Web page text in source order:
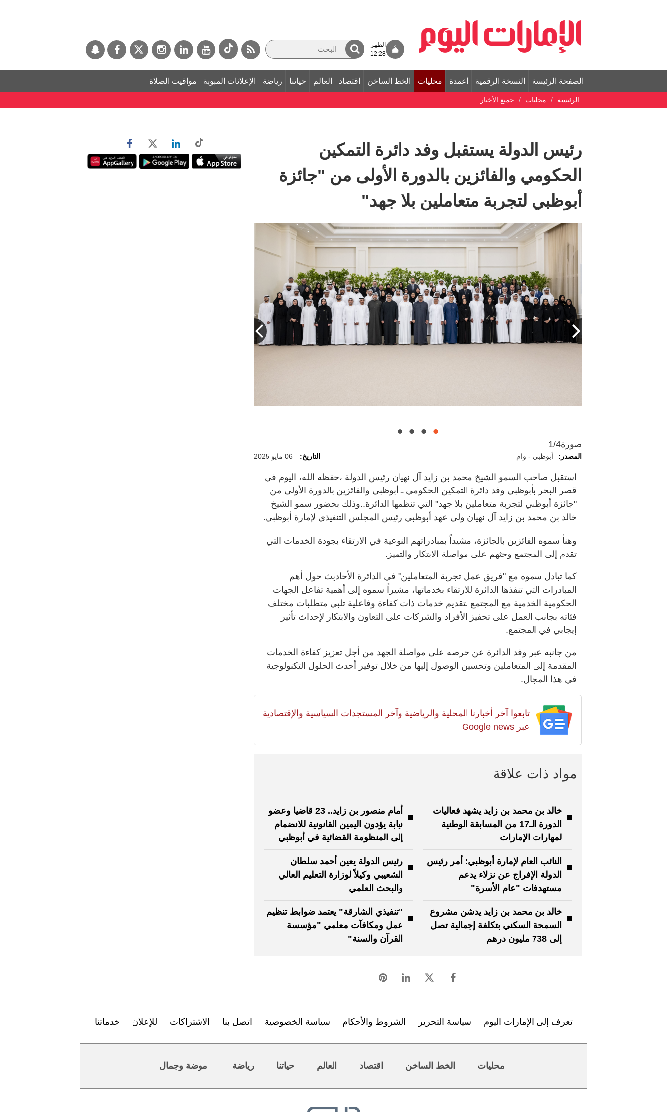
الظهر
12:28
الصفحة الرئيسة النسخة الرقمية أعمدة محليات الخط الساخن اقتصاد العالم حياتنا رياضة الإعلانات المبوبة مواقيت الصلاة
الرئيسة محليات جميع الأخبار
رئيس الدولة يستقبل وفد دائرة التمكين
الحكومي والفائزين بالدورة الأولى من "جائزة
أبوظبي لتجربة متعاملين بلا جهد"
صورة1/4
المصدر: أبوظبي - وام التاريخ: 06 مايو 2025
استقبل صاحب السمو الشيخ محمد بن زايد آل نهيان رئيس الدولة ،حفظه الله، اليوم في
قصر البحر بأبوظبي وفد دائرة التمكين الحكومي ـ أبوظبي والفائزين بالدورة الأولى من
"جائزة أبوظبي لتجربة متعاملين بلا جهد" التي تنظمها الدائرة..وذلك بحضور سمو الشيخ
خالد بن محمد بن زايد آل نهيان ولي عهد أبوظبي رئيس المجلس التنفيذي لإمارة أبوظبي.
وهنأ سموه الفائزين بالجائزة، مشيداً بمبادراتهم النوعية في الارتقاء بجودة الخدمات التي
تقدم إلى المجتمع وحثهم على مواصلة الابتكار والتميز.
كما تبادل سموه مع "فريق عمل تجربة المتعاملين" في الدائرة الأحاديث حول أهم
المبادرات التي تنفذها الدائرة للارتقاء بخدماتها، مشيراً سموه إلى أهمية تفاعل الجهات
الحكومية الخدمية مع المجتمع لتقديم خدمات ذات كفاءة وفاعلية تلبي متطلبات مختلف
فئاته بجانب العمل على تحفيز الأفراد والشركات على التعاون والابتكار لإحداث تأثير
إيجابي في المجتمع.
من جانبه عبر وفد الدائرة عن حرصه على مواصلة الجهد من أجل تعزيز كفاءة الخدمات
المقدمة إلى المتعاملين وتحسين الوصول إليها من خلال توفير أحدث الحلول التكنولوجية
في هذا المجال.
تابعوا آخر أخبارنا المحلية والرياضية وآخر المستجدات السياسية والإقتصادية
عبر Google news
مواد ذات علاقة
خالد بن محمد بن زايد يشهد فعاليات
الدورة الـ17 من المسابقة الوطنية
لمهارات الإمارات
أمام منصور بن زايد.. 23 قاضيا وعضو
نيابة يؤدون اليمين القانونية للانضمام
إلى المنظومة القضائية في أبوظبي
النائب العام لإمارة أبوظبي: أمر رئيس
الدولة الإفراج عن نزلاء يدعم
مستهدفات "عام الأسرة"
رئيس الدولة يعين أحمد سلطان
الشعيبي وكيلاً لوزارة التعليم العالي
والبحث العلمي
خالد بن محمد بن زايد يدشن مشروع
السمحة السكني بتكلفة إجمالية تصل
إلى 738 مليون درهم
"تنفيذي الشارقة" يعتمد ضوابط تنظيم
عمل ومكافآت معلمي "مؤسسة
القرآن والسنة"
تعرف إلى الإمارات اليوم سياسة التحرير الشروط والأحكام سياسة الخصوصية اتصل بنا الاشتراكات للإعلان خدماتنا
محليات الخط الساخن اقتصاد العالم حياتنا رياضة موضة وجمال